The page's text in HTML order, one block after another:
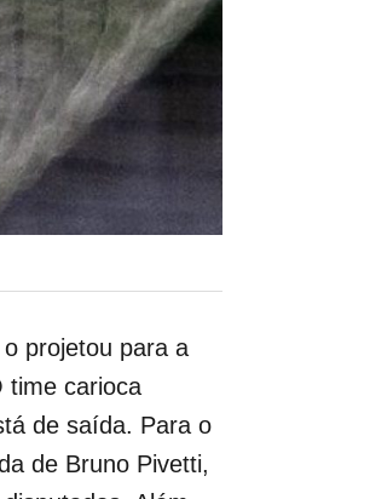
projetou para a
time carioca
de saída. Para o
de Bruno Pivetti,